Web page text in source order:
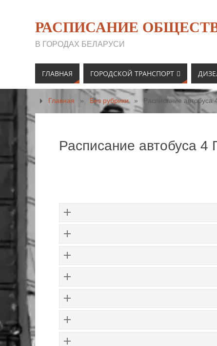
РАСПИСАНИЕ
В ГОРОДАХ БЕЛАРУСИ
ГЛАВНАЯ ГОРОДСКОЙ ТРАНСПОРТ
Главная » Без рубрики » Расписание
Расписание автобуса